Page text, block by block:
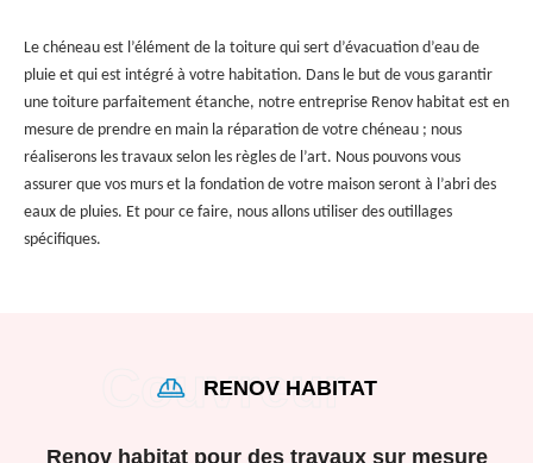
Le chéneau est l’élément de la toiture qui sert d’évacuation d’eau de
pluie et qui est intégré à votre habitation. Dans le but de vous garantir
une toiture parfaitement étanche, notre entreprise Renov habitat est en
mesure de prendre en main la réparation de votre chéneau ; nous
réaliserons les travaux selon les règles de l’art. Nous pouvons vous
assurer que vos murs et la fondation de votre maison seront à l’abri des
eaux de pluies. Et pour ce faire, nous allons utiliser des outillages
spécifiques.
RENOV HABITAT
Renov habitat pour des travaux sur mesure